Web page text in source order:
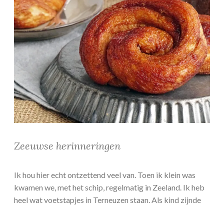
Zeeuwse herinneringen
Ik hou hier echt ontzettend veel van. Toen ik klein was
kwamen we, met het schip, regelmatig in Zeeland. Ik heb
heel wat voetstapjes in Terneuzen staan. Als kind zijnde